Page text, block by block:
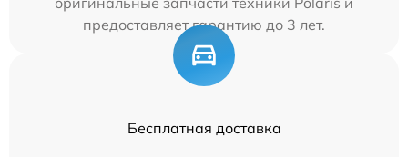
предоставляет гарантию до 3 лет.
Бесплатная доставка